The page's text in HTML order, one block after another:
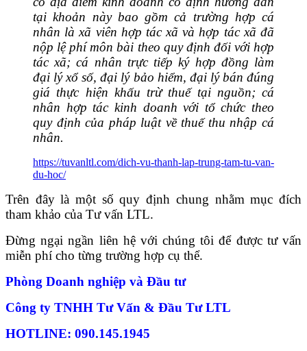
tại khoản này bao gồm cả trường hợp cá
nhân là xã viên hợp tác xã và hợp tác xã đã
nộp lệ phí môn bài theo quy định đối với hợp
tác xã; cá nhân trực tiếp ký hợp đồng làm
đại lý xổ số, đại lý bảo hiểm, đại lý bán đúng
giá thực hiện khấu trừ thuế tại nguồn; cá
nhân hợp tác kinh doanh với tổ chức theo
quy định của pháp luật về thuế thu nhập cá
nhân.
https://tuvanltl.com/dich-vu-thanh-lap-trung-tam-tu-van-
du-hoc/
Trên đây là một số quy định chung nhằm mục đích
tham khảo của Tư vấn LTL.
Đừng ngại ngần liên hệ với chúng tôi để được tư vấn
miễn phí cho từng trường hợp cụ thể.
Phòng Doanh nghiệp và Đầu tư
Công ty TNHH Tư Vấn & Đầu Tư LTL
HOTLINE: 090.145.1945